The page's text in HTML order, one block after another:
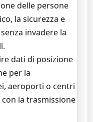
delle persone
la sicurezza e
invadere la
dati di posizione
per la
aeroporti o centri
la trasmissione